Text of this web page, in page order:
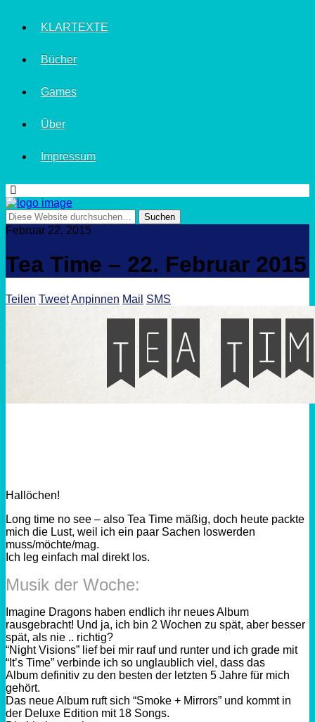
KLARTEXTE
Bücher
Games
Über
Impressum
Februar 22, 2015
Tea Time – 22. Februar 2015
Teilen TweetAnpinnen Mail SMS
Hallöchen!
Long time no see – also Tea Time mäßig, doch heute packte
mich die Lust, weil ich ein paar Sachen loswerden
muss/möchte/mag.
Ich leg einfach mal direkt los.
Musik der Woche:
Imagine Dragons haben endlich ihr neues Album
rausgebracht! Und ja, ich bin 2 Wochen zu spät, aber besser
spät, als nie .. richtig?
“Night Visions” lief bei mir rauf und runter und ich grade mit
“It’s Time” verbinde ich so unglaublich viel, dass das
Album definitiv zu den besten der letzten 5 Jahre für mich
gehört.
Das neue Album ruft sich “Smoke + Mirrors” und kommt in
der Deluxe Edition mit 18 Songs.